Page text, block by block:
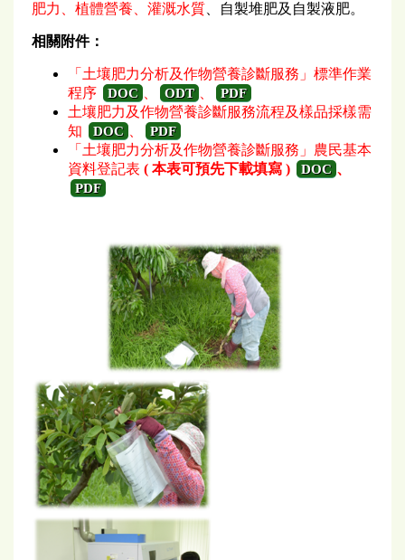
肥力、植體營養、灌溉水質 、自製堆肥及自製液肥。
相關附件：
「土壤肥力分析及作物營養診斷服務」標準作業
程序
DOC ODT PDF
土壤肥力及作物營養診斷服務流程及樣品採樣需
知
DOC PDF
「土壤肥力分析及作物營養診斷服務」農民基本
資料登記表 ( 本表可預先下載填寫 ) DOC 、
PDF